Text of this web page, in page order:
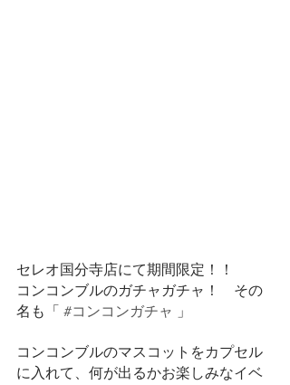
セレオ国分寺店にて期間限定！！
コンコンブルのガチャガチャ！　その
名も「 #コンコンガチャ 」
コンコンブルのマスコットをカプセル
に入れて、何が出るかお楽しみ️なイベ